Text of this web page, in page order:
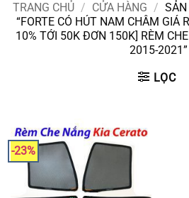
TRANG CHỦ / CỬA HÀNG /
“FORTE CÓ HÚT NAM CHÂM GIÁ
10% TỚI 50K ĐƠN 150K] RÈM
2015-2021”
LỌC
-23%